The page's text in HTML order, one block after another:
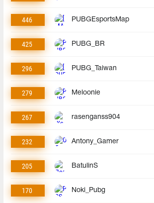
446 PUBGEsportsMap
425 PUBG_BR
296 PUBG_Taiwan
279 Meloonie
267 rasenganss904
232 Antony_Gamer
205 BatulinS
170 Noki_Pubg